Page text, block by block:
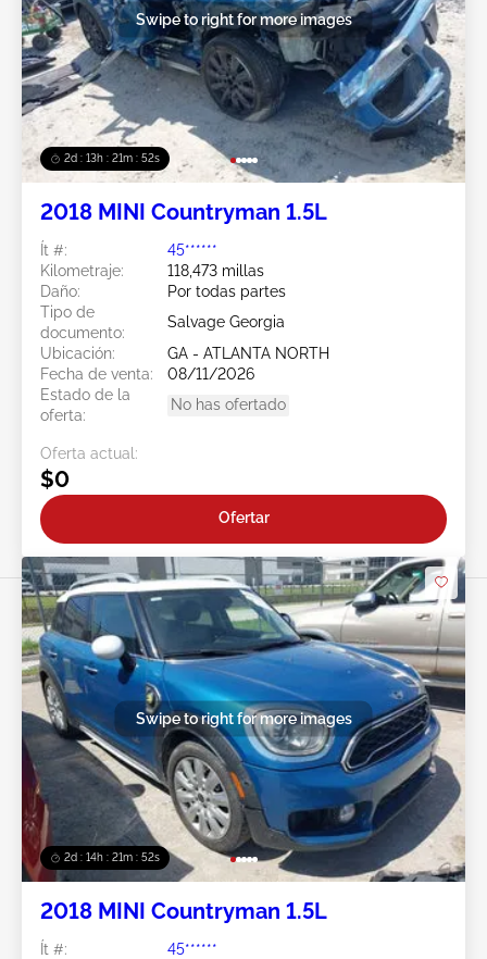
2d : 13h : 21m : 49s
Swipe to right for more images
2018 MINI Countryman 1.5L
Ít #:
45******
Kilometraje:
118,473 millas
Daño:
Por todas partes
Tipo de
documento:
Salvage Georgia
Ubicación:
GA - ATLANTA NORTH
Fecha de venta:
08/11/2026
Estado de la
oferta:
No has ofertado
Oferta actual:
$0
Ofertar
2d : 14h : 21m : 49s
Swipe to right for more images
2018 MINI Countryman 1.5L
Ít #:
45******